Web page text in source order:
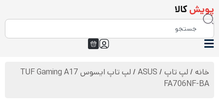
پویشکالا
خانه / لپ تاپ /
ASUS
/ لپ تاپ ایسوس TUF Gaming A17
FA706NF-BA